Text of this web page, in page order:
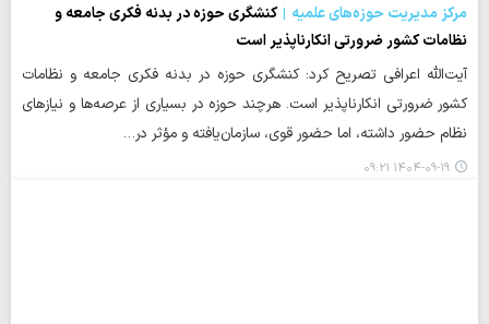
مرکز مدیریت حوزه‌های علمیه
کنشگری حوزه در بدنه فکری جامعه و
نظامات کشور ضرورتی انکارناپذیر است
آیت‌الله اعرافی تصریح کرد: کنشگری حوزه در بدنه فکری جامعه و نظامات
کشور ضرورتی انکارناپذیر است. هرچند حوزه در بسیاری از عرصه‌ها و نیازهای
نظام حضور داشته، اما حضور قوی، سازمان‌یافته و مؤثر در…
۱۴۰۴-۰۹-۱۹ ۰۹:۲۱